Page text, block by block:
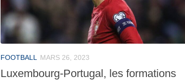
FOOTBALL MARS 26, 2023
Luxembourg-Portugal, les formations